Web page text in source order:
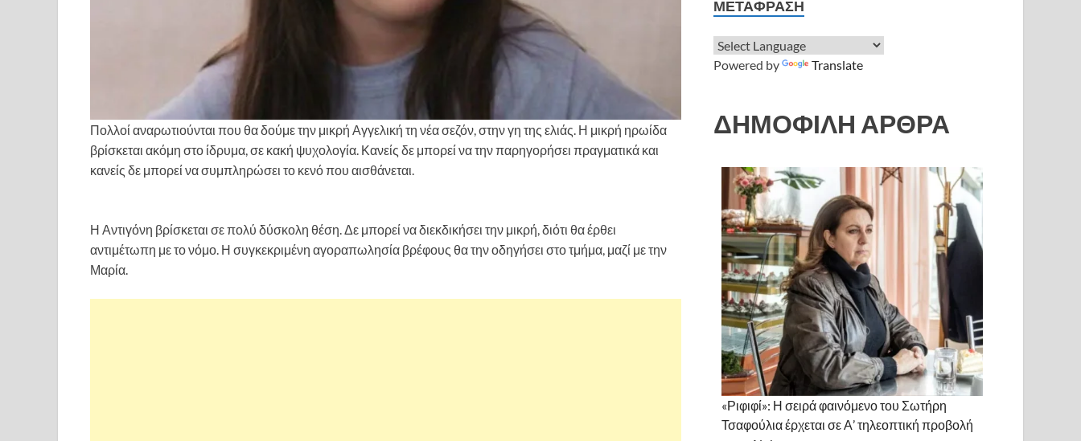
Πολλοί αναρωτιούνται που θα δούμε την μικρή Αγγελική τη νέα σεζόν, στην γη της ελιάς. Η μικρή ηρωίδα
βρίσκεται ακόμη στο ίδρυμα, σε κακή ψυχολογία. Κανείς δε μπορεί να την παρηγορήσει πραγματικά και
κανείς δε μπορεί να συμπληρώσει το κενό που αισθάνεται.
Η Αντιγόνη βρίσκεται σε πολύ δύσκολη θέση. Δε μπορεί να διεκδικήσει την μικρή, διότι θα έρθει
αντιμέτωπη με το νόμο. Η συγκεκριμένη αγοραπωλησία βρέφους θα την οδηγήσει στο τμήμα, μαζί με την
Μαρία.
ΜΕΤΆΦΡΑΣΗ
Powered by Translate
ΔΗΜΟΦΙΛΗ ΑΡΘΡΑ
«Ριφιφί»: Η σειρά φαινόμενο του Σωτήρη
Τσαφούλια έρχεται σε Α’ τηλεοπτική προβολή